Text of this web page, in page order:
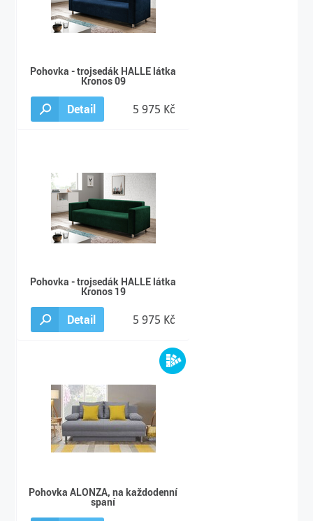
Pohovka - trojsedák HALLE látka
Kronos 09
Detail 5 975 Kč
Pohovka - trojsedák HALLE látka
Kronos 19
Detail 5 975 Kč
Pohovka ALONZA, na každodenní
spaní